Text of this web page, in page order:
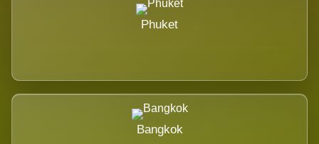
Phuket
Bangkok